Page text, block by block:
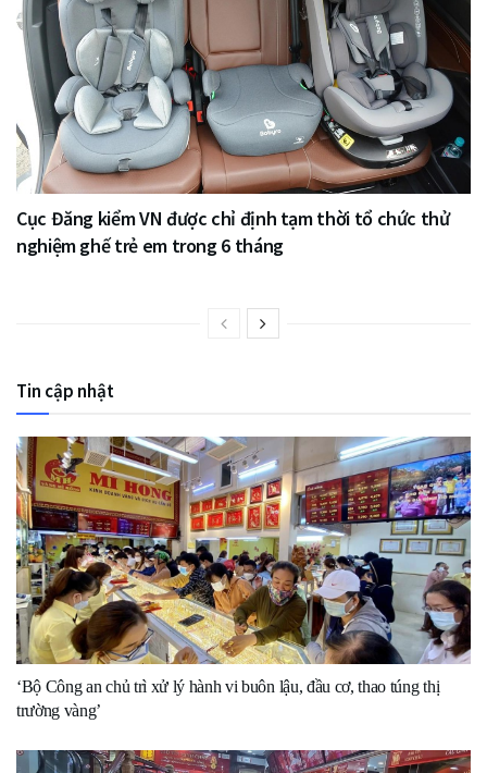
Cục Đăng kiểm VN được chỉ định tạm thời tổ chức thử
nghiệm ghế trẻ em trong 6 tháng
Tin cập nhật
‘Bộ Công an chủ trì xử lý hành vi buôn lậu, đầu cơ, thao túng thị
trường vàng’